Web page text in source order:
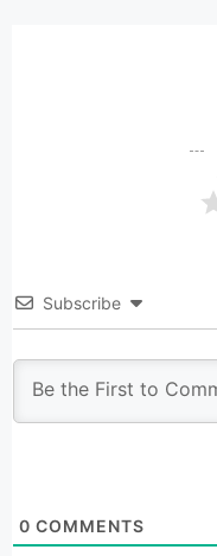
Subscribe
0 COMMENTS